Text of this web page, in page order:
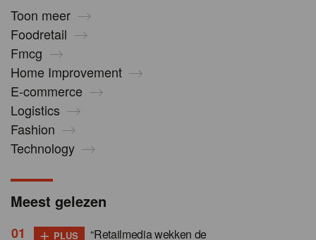
Toon meer
Foodretail
Fmcg
Home Improvement
E-commerce
Logistics
Fashion
Technology
Meest gelezen
+ PLUS
“Retailmedia wekken de